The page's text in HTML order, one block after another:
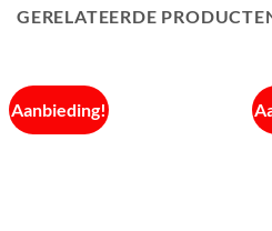
GERELATEERDE
Aanbieding!